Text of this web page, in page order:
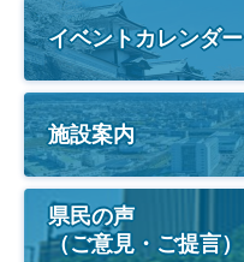
イベントカレンダー
施設案内
県民の声
（ご意見・ご提言）